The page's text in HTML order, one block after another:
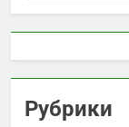
Рубрики